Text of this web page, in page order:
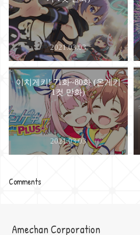
2021.03.03
이치게키! 71화~80화 (온게키
1컷 만화)
2021.03.03
Comments
Amechan Corporation